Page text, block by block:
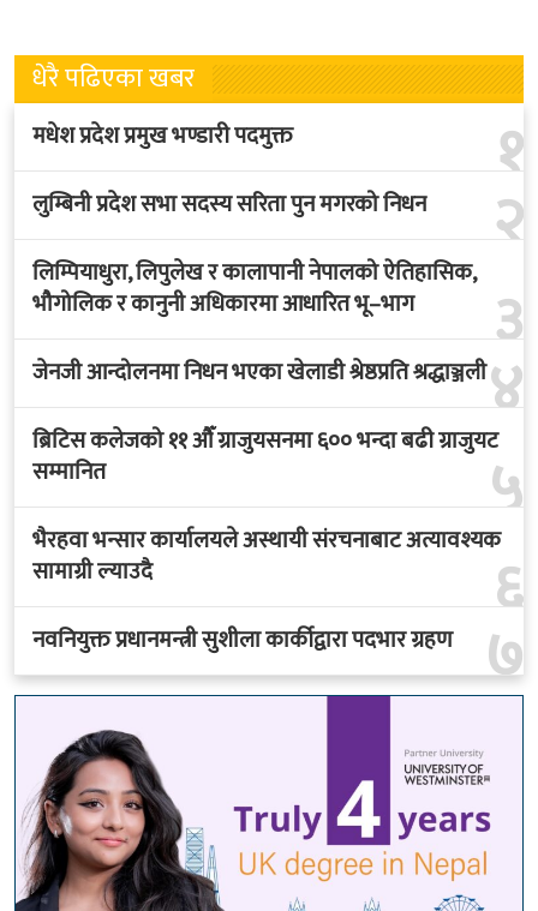
धेरै पढिएका खबर
१
मधेश प्रदेश प्रमुख भण्डारी पदमुक्त
२
लुम्बिनी प्रदेश सभा सदस्य सरिता पुन मगरको निधन
३
लिम्पियाधुरा, लिपुलेख र कालापानी नेपालको ऐतिहासिक,
भौगोलिक र कानुनी अधिकारमा आधारित भू–भाग
४
जेनजी आन्दोलनमा निधन भएका खेलाडी श्रेष्ठप्रति श्रद्धाञ्जली
५
ब्रिटिस कलेजको ११ औँ ग्राजुयसनमा ६०० भन्दा बढी ग्राजुयट
सम्मानित
६
भैरहवा भन्सार कार्यालयले अस्थायी संरचनाबाट अत्यावश्यक
सामाग्री ल्याउदै
७
नवनियुक्त प्रधानमन्त्री सुशीला कार्कीद्वारा पदभार ग्रहण